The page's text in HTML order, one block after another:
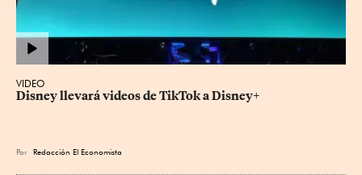
VIDEO
Disney llevará videos de TikTok a Disney+
Por Redacción El Economista